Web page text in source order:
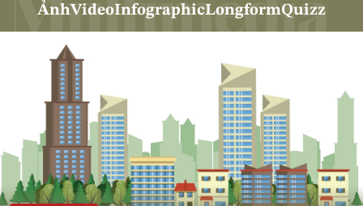
ẢnhVideoInfographicLongformQuizz